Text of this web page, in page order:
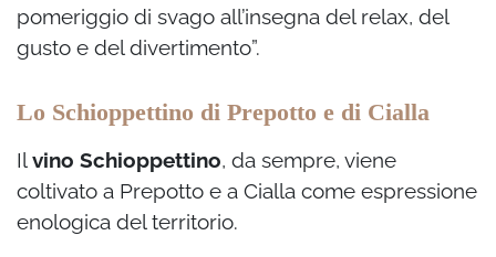
pomeriggio di svago all’insegna del relax, del
gusto e del divertimento”.
Lo Schioppettino di Prepotto e di Cialla
Ilvino Schioppettino, da sempre, viene
coltivato a Prepotto e a Cialla come espressione
enologica del territorio.